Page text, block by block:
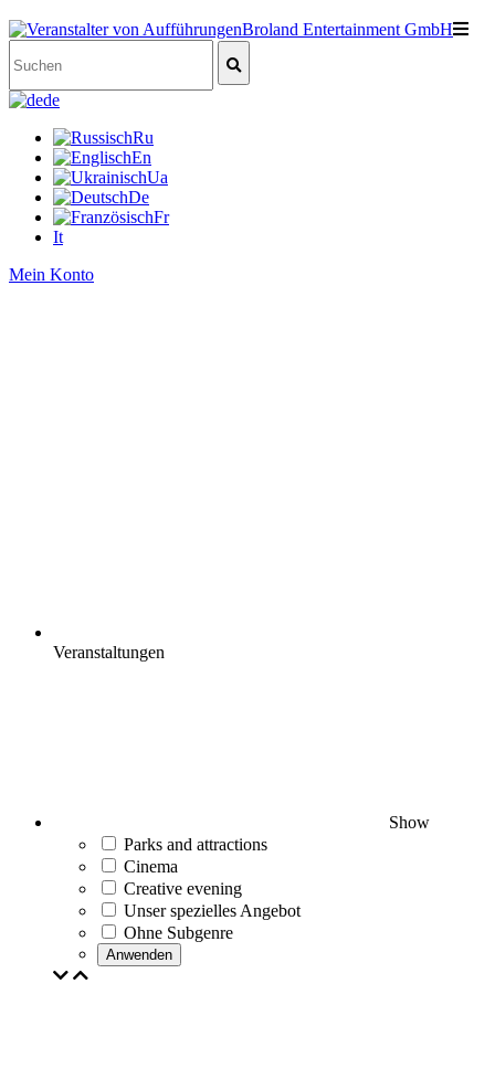
de
Ru
En
Ua
De
Fr
It
Mein Konto
Veranstaltungen
Show
Parks and attractions
Cinema
Creative evening
Unser spezielles Angebot
Ohne Subgenre
Anwenden